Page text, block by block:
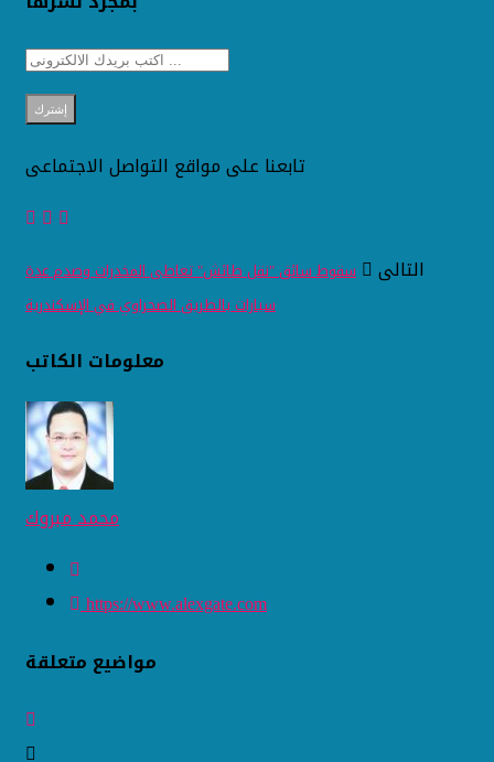
تابعنا على مواقع التواصل الاجتماعى
التالى
سقوط سائق "نقل طائش" تعاطى المخدرات وصدم عدة
سيارات بالطريق الصحراوي في الإسكندرية
معلومات الكاتب
محمد مبروك
https://www.alexgate.com
مواضيع متعلقة